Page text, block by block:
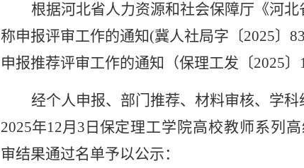
根据河北省人力资源和社会保障厅《河
称申报评审工作的通知(冀人社局字〔2025〕
申报推荐评审工作的通知（保理工发〔2025〕
经个人申报、 部门推荐、材料审核、学科
2025年12月3日保定理工学院高校教师系列
审结果通过名单予以公示：